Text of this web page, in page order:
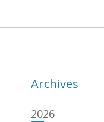
Archives
2026